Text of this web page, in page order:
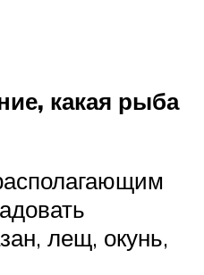
какая рыба
лещ, окунь,